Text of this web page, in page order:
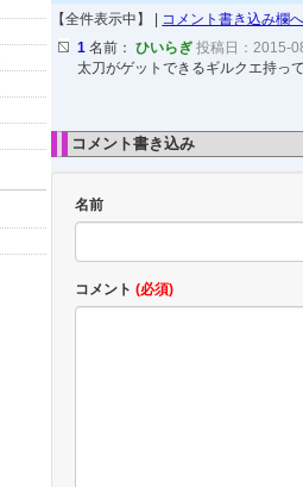
【全件表示中】 | コメント書き込み欄
1 名前： ひいらぎ 投稿日：2015-
太刀がゲットできるギルクエ持っ
コメント書き込み
名前
コメント(必須)